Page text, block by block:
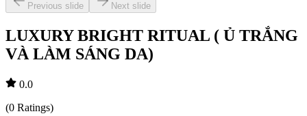
Previous slide Next slide
LUXURY BRIGHT RITUAL ( Ủ TRẮNG
VÀ LÀM SÁNG DA)
0.0
(0 Ratings)